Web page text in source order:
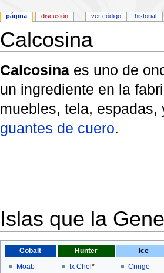
Calcosina
Calcosinaes uno de
un ingrediente en la
muebles, tela, espadas,
guantes de cuero.
Islas que la
Cobalt Hunter
Ice
Moab
Ix Chel *
Cringe
página discusión ver código historial